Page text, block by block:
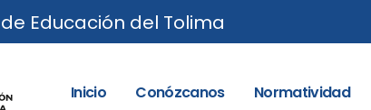
Educación del Tolima
Inicio Conózcanos Normatividad